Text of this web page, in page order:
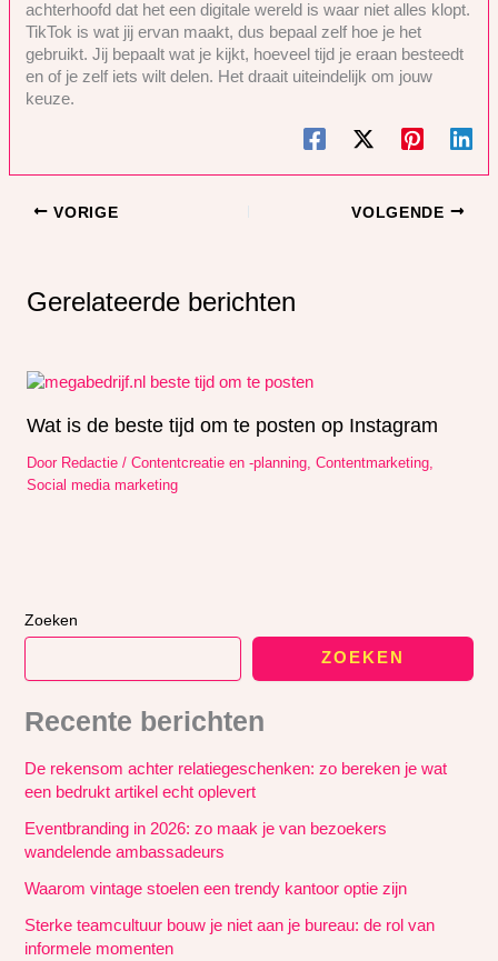
achterhoofd dat het een digitale wereld is waar niet alles klopt.
TikTok is wat jij ervan maakt, dus bepaal zelf hoe je het
gebruikt. Jij bepaalt wat je kijkt, hoeveel tijd je eraan besteedt
en of je zelf iets wilt delen. Het draait uiteindelijk om jouw
keuze.
VORIGE VOLGENDE
Gerelateerde berichten
Wat is de beste tijd om te posten op Instagram
Door Redactie / Contentcreatie en -planning, Contentmarketing,
Social media marketing
Zoeken
ZOEKEN
Recente berichten
De rekensom achter relatiegeschenken: zo bereken je wat
een bedrukt artikel echt oplevert
Eventbranding in 2026: zo maak je van bezoekers
wandelende ambassadeurs
Waarom vintage stoelen een trendy kantoor optie zijn
Sterke teamcultuur bouw je niet aan je bureau: de rol van
informele momenten